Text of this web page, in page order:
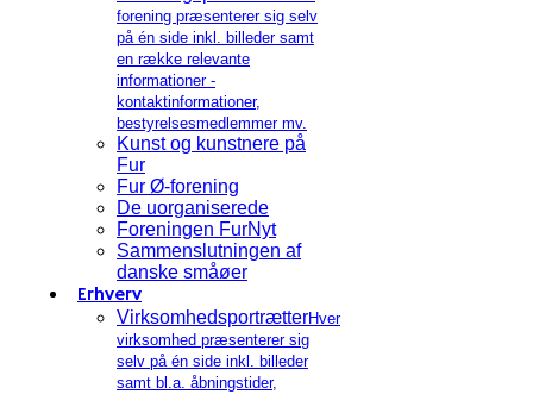
forening præsenterer sig selv
på én side inkl. billeder samt
en række relevante
informationer -
kontaktinformationer,
bestyrelsesmedlemmer mv.
Kunst og kunstnere på
Fur
Fur Ø-forening
De uorganiserede
Foreningen FurNyt
Sammenslutningen af
danske småøer
Erhverv
VirksomhedsportrætterHver
virksomhed præsenterer sig
selv på én side inkl. billeder
samt bl.a. åbningstider,